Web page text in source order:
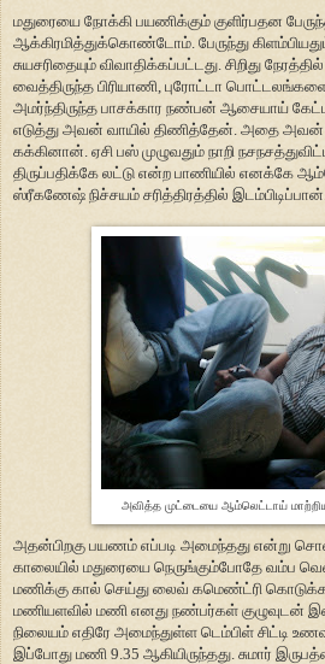
மதுரையை நோக்கி பயணிக்கும் குளிர்பதன
ஆக்கிரமித்துக்கொண்டோம். பேருந்து
சுயசரிதையும் விவாதிக்கப்பட்டது. சிறிது
வைத்திருந்த பிரியாணி, புரோட்டா
அமர்ந்திருந்த பாசக்கார நண்பன் ஆசையாய்
எடுத்து அவன் வாயில் திணித்தேன். அதை அவன்
கக்கினான். ஏசி பஸ் முழுவதும் நாறி
திருப்பதிக்கே லட்டு என்ற பாணியில் எனக்கே
ஸ்ரீகணேஷ் நிச்சயம் சரித்திரத்தில் இடம்பிடிப்பான்.
அவித்த முட்டையை ஆம்லெட்டாய் மாற்றிய
அதன்பிறகு பயணம் எப்படி அமைந்தது என்று
காலையில் மதுரையை நெருங்கும்போதே வம்ப
மணிக்கு கால் செய்து லைவ் கமெண்ட்ரி
மணியளவில் மணி எனது நண்பர்கள் குழுவுடன்
நிலையம் எதிரே அமைந்துள்ள டெம்பிள் சிட்டி
இப்போது மணி 9.35 ஆகியிருந்தது. சுமார்